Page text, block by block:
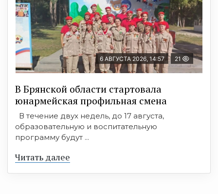
6 АВГУСТА 2026, 14:57 21
В Брянской области стартовала
юнармейская профильная смена
В течение двух недель, до 17 августа,
образовательную и воспитательную
программу будут ...
Читать далее